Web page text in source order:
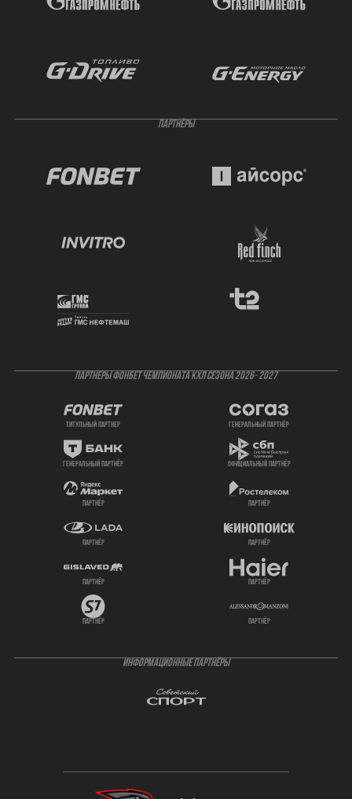
ПАРТНЁРЫ
ПАРТНЕРЫ ФОНБЕТ ЧЕМПИОНАТА КХЛ СЕЗОНА 2026- 2027
титульный партнер генеральный партнёр
генеральный партнёр официальный партнёр
партнёр партнёр
партнёр партнёр
партнёр партнёр
партнёр партнёр
ИНФОРМАЦИОННЫЕ ПАРТНЁРЫ